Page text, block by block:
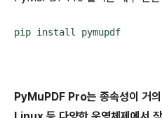
pip install pymupdf​
PyMuPDF Pro는 종속성이 거